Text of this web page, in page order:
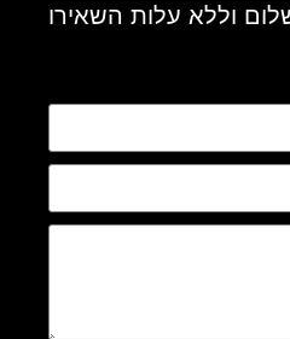
וללא עלות השאירו